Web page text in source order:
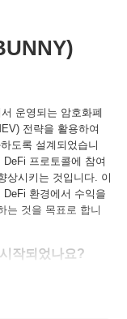
운영되는 암호화폐
전략을 활용하여
도록 설계되었습니
프로토콜에 참여
상시키는 것입니다. 이
환경에서 수익을
는 것을 목표로 합니
작되었나요?
의해 개발되었습니다.